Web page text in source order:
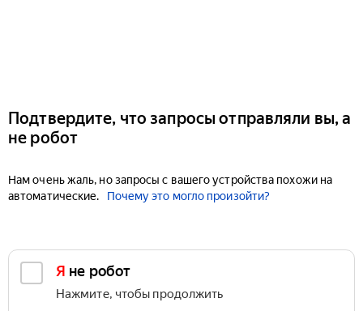
Подтвердите, что запросы отправляли вы, а
не робот
Нам очень жаль, но запросы с вашего устройства похожи на
автоматические.
Почему это могло произойти?
Я не робот
Нажмите, чтобы продолжить